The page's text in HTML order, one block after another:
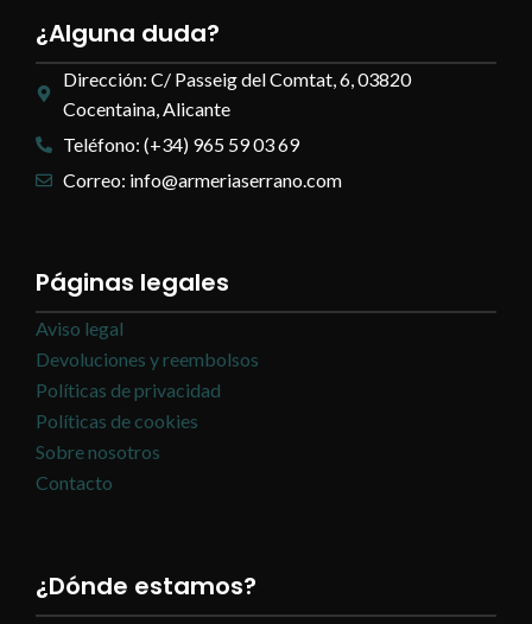
¿Alguna duda?
Dirección: C/ Passeig del Comtat, 6, 03820
Cocentaina, Alicante
Teléfono: (+34) 965 59 03 69
Correo: info@armeriaserrano.com
Páginas legales
Aviso legal
Devoluciones y reembolsos
Políticas de privacidad
Políticas de cookies
Sobre nosotros
Contacto
¿Dónde estamos?